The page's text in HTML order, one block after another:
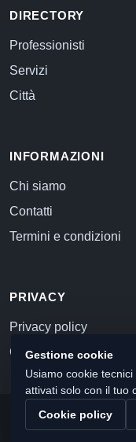
DIRECTORY
Professionisti
Servizi
Città
INFORMAZIONI
Chi siamo
Contatti
Termini e condizioni
PRIVACY
Privacy policy
Cookie policy
© 2026
Gestione cookie
Usiamo cookie
attivati solo con il tuo
Cookie policy